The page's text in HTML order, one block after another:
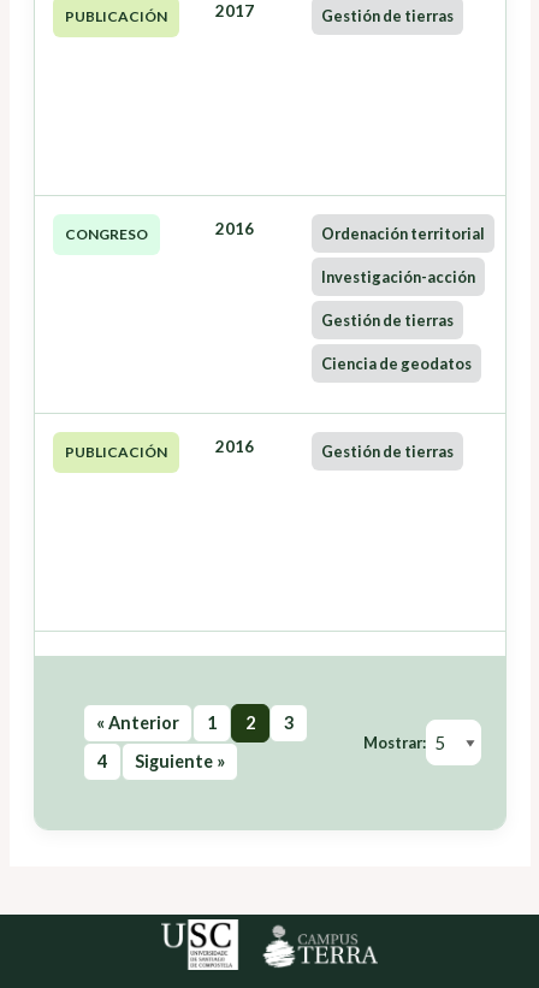
PUBLICACIÓN 2017 Gestión de tierras
CONGRESO 2016 Ordenación territorial
Investigación-acción
Gestión de tierras
Ciencia de geodatos
PUBLICACIÓN 2016 Gestión de tierras
« Anterior 1 2
3
4
Siguiente »
Mostrar: